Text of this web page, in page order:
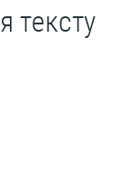
тексту